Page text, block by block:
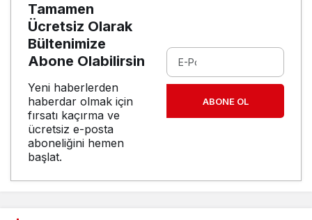
Tamamen
Ücretsiz Olarak
Bültenimize
Abone Olabilirsin
Yeni haberlerden
haberdar olmak için
fırsatı kaçırma ve
ücretsiz e-posta
aboneliğini hemen
başlat.
ABONE OL